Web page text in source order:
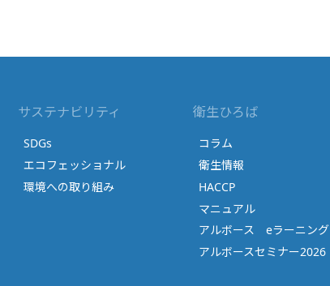
サステナビリティ
SDGs
エコフェッショナル
環境への取り組み
衛生ひろば
コラム
衛生情報
HACCP
マニュアル
アルボース eラーニング
アルボースセミナー2026